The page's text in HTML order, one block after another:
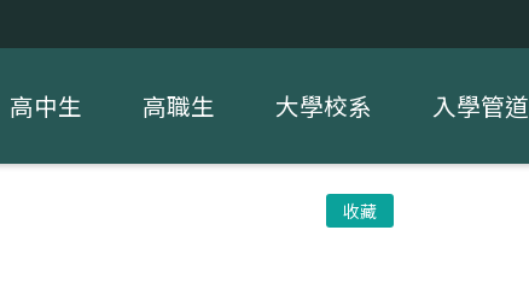
高中生 高職生 大學校系 入學管道
收藏